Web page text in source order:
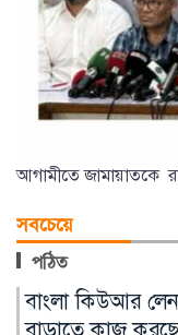
আগামীতে জামায়াতকে
সবচেয়ে
পঠিত
মনোহরদীতে